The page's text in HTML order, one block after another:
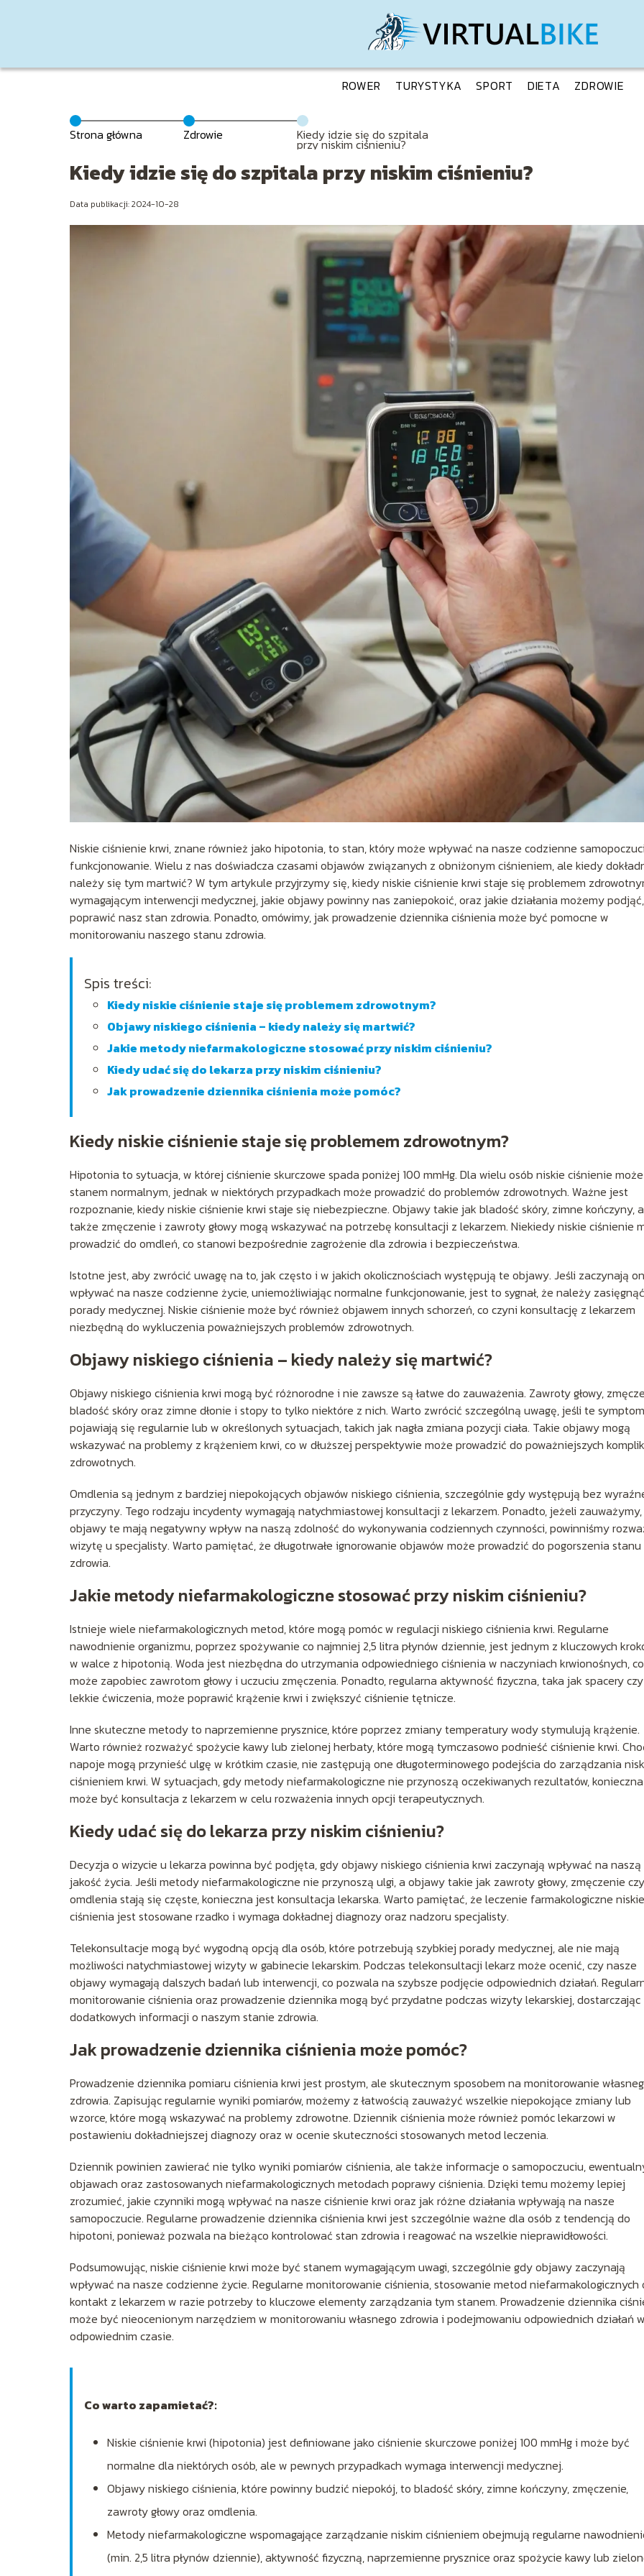
ROWER TURYSTYKA SPORT DIETA ZDROWIE
Strona główna Zdrowie Kiedy idzie się do szpitala
przy niskim ciśnieniu?
Kiedy idzie się do szpitala przy niskim ciśnieniu?
Data publikacji: 2024-10-28
Niskie ciśnienie krwi, znane również jako hipotonia, to stan, który może wpływać na nasze codzienne
funkcjonowanie. Wielu z nas doświadcza czasami objawów związanych z obniżonym ciśnieniem, ale kiedy
należy się tym martwić? W tym artykule przyjrzymy się, kiedy niskie ciśnienie krwi staje się problemem
wymagającym interwencji medycznej, jakie objawy powinny nas zaniepokoić, oraz jakie działania możemy
poprawić nasz stan zdrowia. Ponadto, omówimy, jak prowadzenie dziennika ciśnienia może być pomocne w
monitorowaniu naszego stanu zdrowia.
Spis treści:
Kiedy niskie ciśnienie staje się problemem zdrowotnym?
Objawy niskiego ciśnienia – kiedy należy się martwić?
Jakie metody niefarmakologiczne stosować przy niskim ciśnieniu?
Kiedy udać się do lekarza przy niskim ciśnieniu?
Jak prowadzenie dziennika ciśnienia może pomóc?
Kiedy niskie ciśnienie staje się problemem zdrowotnym?
Hipotonia to sytuacja, w której ciśnienie skurczowe spada poniżej 100 mmHg. Dla wielu osób niskie ciśnienie
stanem normalnym, jednak w niektórych przypadkach może prowadzić do problemów zdrowotnych. Ważne jest
rozpoznanie, kiedy niskie ciśnienie krwi staje się niebezpieczne. Objawy takie jak bladość skóry, zimne kończyny, a
także zmęczenie i zawroty głowy mogą wskazywać na potrzebę konsultacji z lekarzem. Niekiedy niskie ciśnienie
prowadzić do omdleń, co stanowi bezpośrednie zagrożenie dla zdrowia i bezpieczeństwa.
Istotne jest, aby zwrócić uwagę na to, jak często i w jakich okolicznościach występują te objawy. Jeśli zaczynają
wpływać na nasze codzienne życie, uniemożliwiając normalne funkcjonowanie, jest to sygnał, że należy zasięgnąć
porady medycznej. Niskie ciśnienie może być również objawem innych schorzeń, co czyni konsultację z lekarzem
niezbędną do wykluczenia poważniejszych problemów zdrowotnych.
Objawy niskiego ciśnienia – kiedy należy się martwić?
Objawy niskiego ciśnienia krwi mogą być różnorodne i nie zawsze są łatwe do zauważenia. Zawroty głowy,
bladość skóry oraz zimne dłonie i stopy to tylko niektóre z nich. Warto zwrócić szczególną uwagę, jeśli te
pojawiają się regularnie lub w określonych sytuacjach, takich jak nagła zmiana pozycji ciała. Takie objawy mogą
wskazywać na problemy z krążeniem krwi, co w dłuższej perspektywie może prowadzić do poważniejszych
zdrowotnych.
Omdlenia są jednym z bardziej niepokojących objawów niskiego ciśnienia, szczególnie gdy występują bez
przyczyny. Tego rodzaju incydenty wymagają natychmiastowej konsultacji z lekarzem. Ponadto, jeżeli
objawy te mają negatywny wpływ na naszą zdolność do wykonywania codziennych czynności, powinniśmy
wizytę u specjalisty. Warto pamiętać, że długotrwałe ignorowanie objawów może prowadzić do pogorszenia stanu
zdrowia.
Jakie metody niefarmakologiczne stosować przy niskim ciśnieniu?
Istnieje wiele niefarmakologicznych metod, które mogą pomóc w regulacji niskiego ciśnienia krwi. Regularne
nawodnienie organizmu, poprzez spożywanie co najmniej 2,5 litra płynów dziennie, jest jednym z kluczowych
w walce z hipotonią. Woda jest niezbędna do utrzymania odpowiedniego ciśnienia w naczyniach krwionośnych, co
może zapobiec zawrotom głowy i uczuciu zmęczenia. Ponadto, regularna aktywność fizyczna, taka jak spacery czy
lekkie ćwiczenia, może poprawić krążenie krwi i zwiększyć ciśnienie tętnicze.
Inne skuteczne metody to naprzemienne prysznice, które poprzez zmiany temperatury wody stymulują krążenie.
Warto również rozważyć spożycie kawy lub zielonej herbaty, które mogą tymczasowo podnieść ciśnienie krwi.
napoje mogą przynieść ulgę w krótkim czasie, nie zastępują one długoterminowego podejścia do zarządzania
ciśnieniem krwi. W sytuacjach, gdy metody niefarmakologiczne nie przynoszą oczekiwanych rezultatów, konieczna
może być konsultacja z lekarzem w celu rozważenia innych opcji terapeutycznych.
Kiedy udać się do lekarza przy niskim ciśnieniu?
Decyzja o wizycie u lekarza powinna być podjęta, gdy objawy niskiego ciśnienia krwi zaczynają wpływać na naszą
jakość życia. Jeśli metody niefarmakologiczne nie przynoszą ulgi, a objawy takie jak zawroty głowy, zmęczenie czy
omdlenia stają się częste, konieczna jest konsultacja lekarska. Warto pamiętać, że leczenie farmakologiczne
ciśnienia jest stosowane rzadko i wymaga dokładnej diagnozy oraz nadzoru specjalisty.
Telekonsultacje mogą być wygodną opcją dla osób, które potrzebują szybkiej porady medycznej, ale nie mają
możliwości natychmiastowej wizyty w gabinecie lekarskim. Podczas telekonsultacji lekarz może ocenić, czy nasze
objawy wymagają dalszych badań lub interwencji, co pozwala na szybsze podjęcie odpowiednich działań.
monitorowanie ciśnienia oraz prowadzenie dziennika mogą być przydatne podczas wizyty lekarskiej, dostarczając
dodatkowych informacji o naszym stanie zdrowia.
Jak prowadzenie dziennika ciśnienia może pomóc?
Prowadzenie dziennika pomiaru ciśnienia krwi jest prostym, ale skutecznym sposobem na monitorowanie
zdrowia. Zapisując regularnie wyniki pomiarów, możemy z łatwością zauważyć wszelkie niepokojące zmiany lub
wzorce, które mogą wskazywać na problemy zdrowotne. Dziennik ciśnienia może również pomóc lekarzowi w
postawieniu dokładniejszej diagnozy oraz w ocenie skuteczności stosowanych metod leczenia.
Dziennik powinien zawierać nie tylko wyniki pomiarów ciśnienia, ale także informacje o samopoczuciu,
objawach oraz zastosowanych niefarmakologicznych metodach poprawy ciśnienia. Dzięki temu możemy lepiej
zrozumieć, jakie czynniki mogą wpływać na nasze ciśnienie krwi oraz jak różne działania wpływają na nasze
samopoczucie. Regularne prowadzenie dziennika ciśnienia krwi jest szczególnie ważne dla osób z tendencją do
hipotoni, ponieważ pozwala na bieżąco kontrolować stan zdrowia i reagować na wszelkie nieprawidłowości.
Podsumowując, niskie ciśnienie krwi może być stanem wymagającym uwagi, szczególnie gdy objawy zaczynają
wpływać na nasze codzienne życie. Regularne monitorowanie ciśnienia, stosowanie metod niefarmakologicznych
kontakt z lekarzem w razie potrzeby to kluczowe elementy zarządzania tym stanem. Prowadzenie dziennika
może być nieocenionym narzędziem w monitorowaniu własnego zdrowia i podejmowaniu odpowiednich działań w
odpowiednim czasie.
Co warto zapamietać?:
Niskie ciśnienie krwi (hipotonia) jest definiowane jako ciśnienie skurczowe poniżej 100 mmHg i może być
normalne dla niektórych osób, ale w pewnych przypadkach wymaga interwencji medycznej.
Objawy niskiego ciśnienia, które powinny budzić niepokój, to bladość skóry, zimne kończyny, zmęczenie,
zawroty głowy oraz omdlenia.
Metody niefarmakologiczne wspomagające zarządzanie niskim ciśnieniem obejmują regularne
(min. 2,5 litra płynów dziennie), aktywność fizyczną, naprzemienne prysznice oraz spożycie kawy lub